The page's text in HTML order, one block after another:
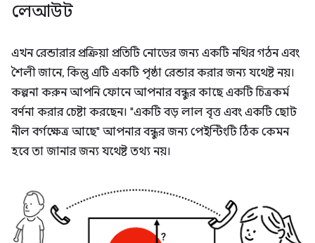
লেআউট
এখন রেন্ডারার প্রক্রিয়া প্রতিটি নোডের জন্য একটি নথির গঠন এবং
শৈলী জানে, কিন্তু এটি একটি পৃষ্ঠা রেন্ডার করার জন্য যথেষ্ট নয়।
কল্পনা করুন আপনি ফোনে আপনার বন্ধুর কাছে একটি চিত্রকর্ম
বর্ণনা করার চেষ্টা করছেন। "একটি বড় লাল বৃত্ত এবং একটি ছোট
নীল বর্গক্ষেত্র আছে" আপনার বন্ধুর জন্য পেইন্টিংটি ঠিক কেমন
হবে তা জানার জন্য যথেষ্ট তথ্য নয়।